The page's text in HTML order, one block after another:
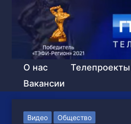
О нас Телепроекты
Вакансии
Видео Общество